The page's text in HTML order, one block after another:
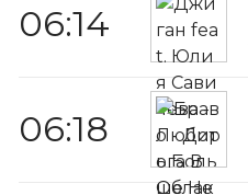
06:14
06:18